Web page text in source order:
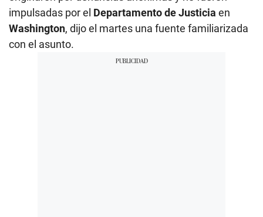
impulsadas por el Departamento de Justicia en
Washington, dijo el martes una fuente familiarizada
con el asunto.